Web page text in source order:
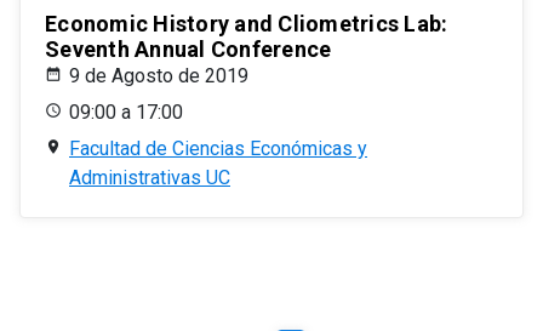
Economic History and Cliometrics Lab:
Seventh Annual Conference
9 de Agosto de 2019
09:00 a 17:00
Facultad de Ciencias Económicas y
Administrativas UC